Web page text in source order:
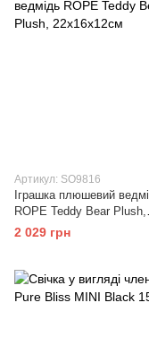
Артикул: SO9816
Іграшка плюшевий
ROPE Teddy Bear Plush,
22x16x12см
2 029 грн